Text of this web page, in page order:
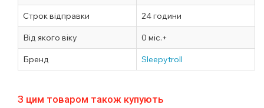
Строк відправки 24 години
Від якого віку 0 міс.+
Бренд Sleepytroll
З цим товаром також купують